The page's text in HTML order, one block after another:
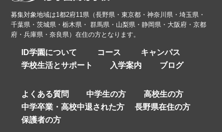
募集対象地域は1都2府11県（長野県・東京都・神奈川県・埼玉県・
千葉県・茨城県・栃木県・ 群馬県・山梨県・静岡県・大阪府・京都
府・兵庫県・奈良県）在住の方となります。
ID学園について コース
キャンパス
学校生活とサポート
入学案内 ブログ
よくある質問 中学生の方
高校生の方
中学卒業・高校中退された方
長野県在住の方
保護者の方